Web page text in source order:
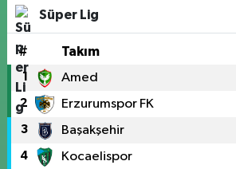
Süper Lig
# Takım
1 Amed
2 Erzurumspor FK
3 Başakşehir
4 Kocaelispor